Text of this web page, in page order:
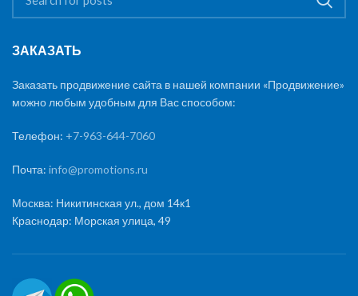
ЗАКАЗАТЬ
Заказать продвижение сайта в нашей компании «Продвижение»
можно любым удобным для Вас способом:
Телефон: +7-963-644-7060
Почта: info@promotions.ru
Москва: Никитинская ул., дом 14к1
Краснодар: Морская улица, 49